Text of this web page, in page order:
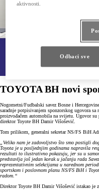
TOYOTA BH novi
Nogometni/Fudbalski savez Bosne i
saradnje potpisivanjem sponzorskog ugovora
proizvođačem automobila na svijetu. Ugovor
direktor Toyote BH Damir Višošević.
Tom prilikom, generalni sekretar NS/FS BiH
„Veliko nam je zadovoljstvo što smo postigli
Toyota je u posljednjim godinama napravila
rezultati to ilustrativno pokazuju, jer su u
predstavlja još jedan korak u jačanju rada
reprezentativnim selekcijama u narednom
sportskom i poslovnom planu NS/FS BiH i
radom.“
Direktor Toyote BH Damir Višošević istakao je
aktivnosti.
Odbaci sve